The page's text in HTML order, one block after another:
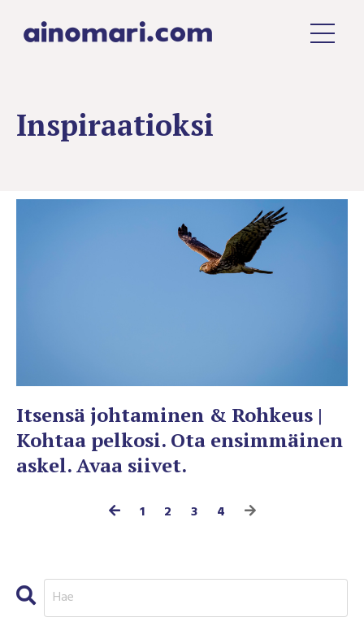
Inspiraatioksi
Itsensä johtaminen & Rohkeus |
Kohtaa pelkosi. Ota ensimmäinen
askel. Avaa siivet.
1 2 3 4